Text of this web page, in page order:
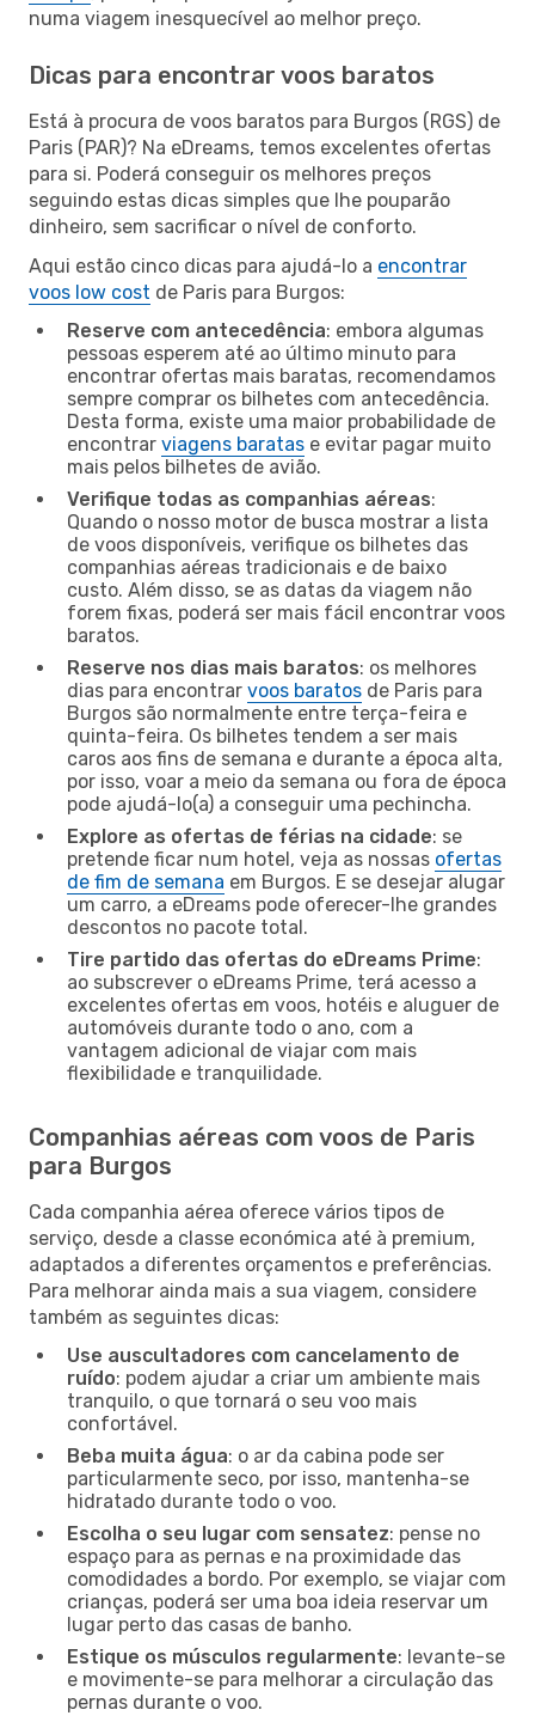
numa viagem inesquecível ao melhor preço.
Dicas para encontrar voos baratos
Está à procura de voos baratos para Burgos (RGS) de
Paris (PAR)? Na eDreams, temos excelentes ofertas
para si. Poderá conseguir os melhores preços
seguindo estas dicas simples que lhe pouparão
dinheiro, sem sacrificar o nível de conforto.
Aqui estão cinco dicas para ajudá-lo a encontrar
voos low cost de Paris para Burgos:
Reserve com antecedência: embora algumas
pessoas esperem até ao último minuto para
encontrar ofertas mais baratas, recomendamos
sempre comprar os bilhetes com antecedência.
Desta forma, existe uma maior probabilidade de
encontrar viagens baratas e evitar pagar muito
mais pelos bilhetes de avião.
Verifique todas as companhias aéreas:
Quando o nosso motor de busca mostrar a lista
de voos disponíveis, verifique os bilhetes das
companhias aéreas tradicionais e de baixo
custo. Além disso, se as datas da viagem não
forem fixas, poderá ser mais fácil encontrar voos
baratos.
Reserve nos dias mais baratos: os melhores
dias para encontrar voos baratos de Paris para
Burgos são normalmente entre terça-feira e
quinta-feira. Os bilhetes tendem a ser mais
caros aos fins de semana e durante a época alta,
por isso, voar a meio da semana ou fora de época
pode ajudá-lo(a) a conseguir uma pechincha.
Explore as ofertas de férias na cidade: se
pretende ficar num hotel, veja as nossas ofertas
de fim de semana em Burgos. E se desejar alugar
um carro, a eDreams pode oferecer-lhe grandes
descontos no pacote total.
Tire partido das ofertas do eDreams Prime:
ao subscrever o eDreams Prime, terá acesso a
excelentes ofertas em voos, hotéis e aluguer de
automóveis durante todo o ano, com a
vantagem adicional de viajar com mais
flexibilidade e tranquilidade.
Companhias aéreas com voos de Paris
para Burgos
Cada companhia aérea oferece vários tipos de
serviço, desde a classe económica até à premium,
adaptados a diferentes orçamentos e preferências.
Para melhorar ainda mais a sua viagem, considere
também as seguintes dicas:
Use auscultadores com cancelamento de
ruído: podem ajudar a criar um ambiente mais
tranquilo, o que tornará o seu voo mais
confortável.
Beba muita água: o ar da cabina pode ser
particularmente seco, por isso, mantenha-se
hidratado durante todo o voo.
Escolha o seu lugar com sensatez: pense no
espaço para as pernas e na proximidade das
comodidades a bordo. Por exemplo, se viajar com
crianças, poderá ser uma boa ideia reservar um
lugar perto das casas de banho.
Estique os músculos regularmente: levante-se
e movimente-se para melhorar a circulação das
pernas durante o voo.